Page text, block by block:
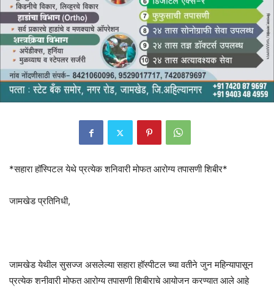
*सहारा हॉस्पिटल येथे प्रत्येक शनिवारी मोफत आरोग्य तपासणी शिबीर*
जामखेड प्रतिनिधी,
जामखेड येथील सुसज्ज असलेल्या सहारा हॉस्पीटल च्या वतीने जुन महिन्यापासून
प्रत्येक शनीवारी मोफत आरोग्य तपासणी शिबीराचे आयोजन करण्यात आले आहे